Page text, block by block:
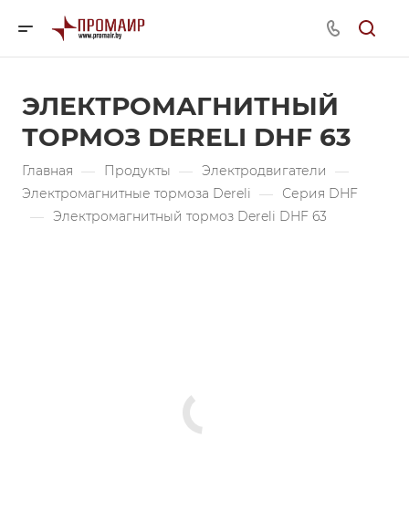
ЭЛЕКТРОМАГНИТНЫЙ
ТОРМОЗ DERELI DHF 63
Главная — Продукты — Электродвигатели —
Электромагнитные тормоза Dereli — Серия DHF
— Электромагнитный тормоз Dereli DHF 63